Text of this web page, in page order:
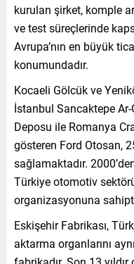
kurulan şirket, komple
ve test süreçlerinde
Avrupa’nın en büyük
konumundadır.
Kocaeli Gölcük ve
İstanbul Sancaktepe
Deposu ile Romanya
gösteren Ford Otosan,
sağlamaktadır.
Türkiye otomotiv
organizasyonuna
Eskişehir Fabrikası,
aktarma organlarını